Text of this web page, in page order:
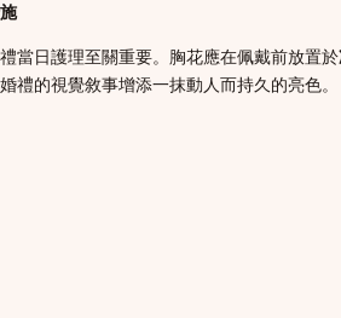
當日護理至關重要。胸花應在佩戴前放置於
禮的視覺敘事增添一抹動人而持久的亮色。